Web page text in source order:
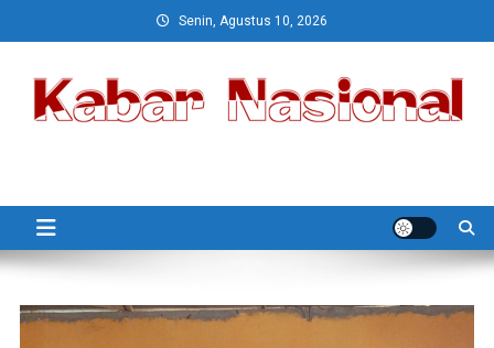
to
Senin, Agustus 10, 2026